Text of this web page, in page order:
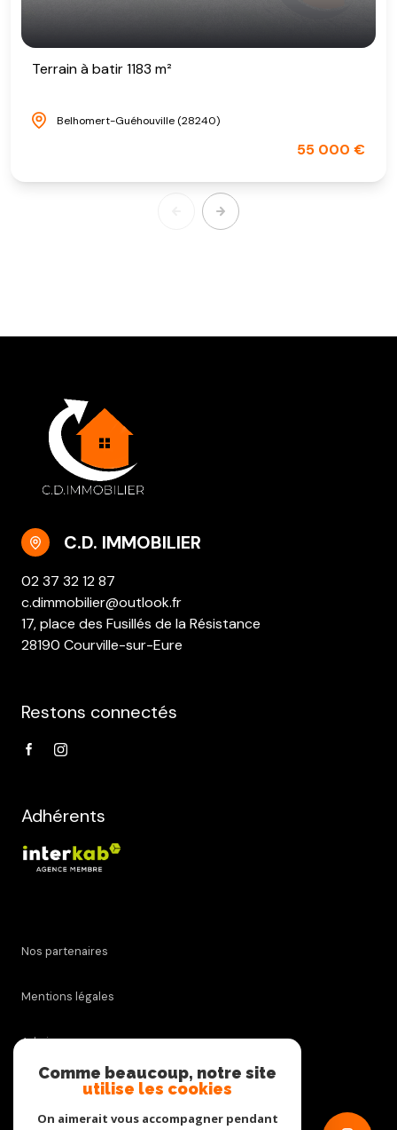
Terrain à batir 1183 m²
Belhomert-Guéhouville (28240)
55 000 €
C.D. IMMOBILIER
02 37 32 12 87
c.dimmobilier@outlook.fr
17, place des Fusillés de la Résistance
28190 Courville-sur-Eure
Restons connectés
Adhérents
Nos partenaires
Mentions légales
Admin
Nos honoraires
Comme beaucoup, notre site
utilise les cookies
On aimerait vous accompagner pendant